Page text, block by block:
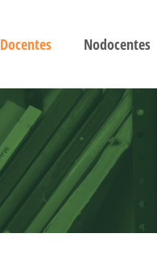
Docentes Nodocentes